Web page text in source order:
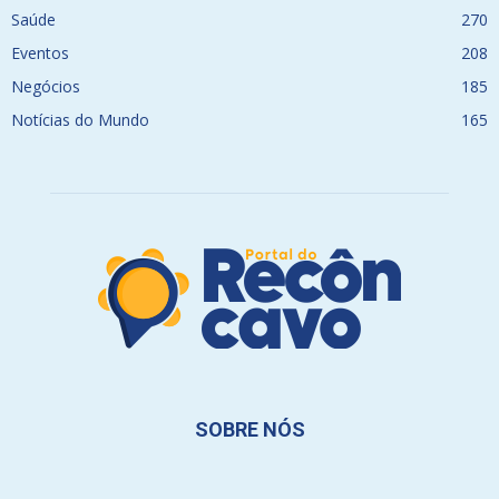
Saúde
270
Eventos
208
Negócios
185
Notícias do Mundo
165
SOBRE NÓS